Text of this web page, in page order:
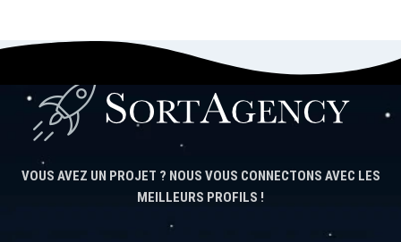
VOUS AVEZ UN PROJET ? NOUS VOUS CONNECTONS AVEC LES
MEILLEURS PROFILS !